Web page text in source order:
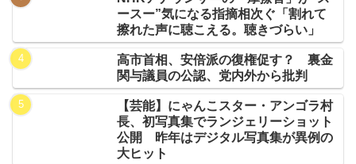
ースー”気になる指摘相次ぐ「割れて
擦れた声に聴こえる。聴きづらい」
高市首相、安倍派の復権促す？ 裏金
関与議員の公認、党内外から批判
【芸能】にゃんこスター・アンゴラ村
長、初写真集でランジェリーショット
公開 昨年はデジタル写真集が異例の
大ヒット